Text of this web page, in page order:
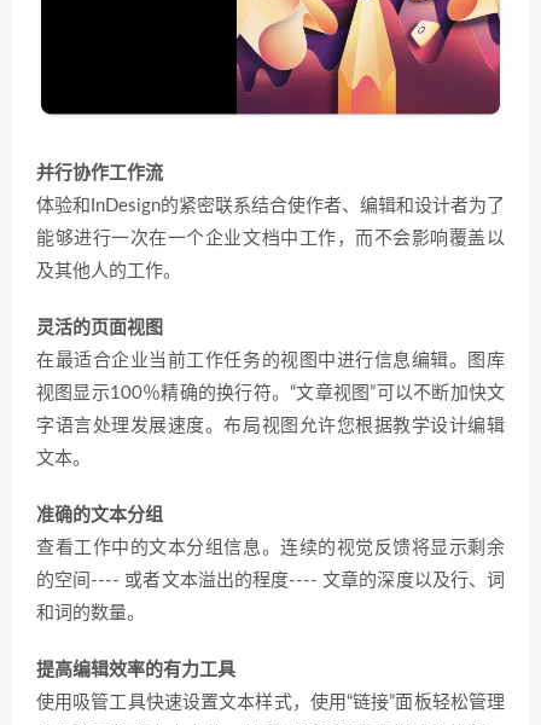
并行协作工作流
体验和InDesign的紧密联系结合使作者、编辑和设计者为了
能够进行一次在一个企业文档中工作，而不会影响覆盖以
及其他人的工作。
灵活的页面视图
在最适合企业当前工作任务的视图中进行信息编辑。图库
视图显示100％精确的换行符。“文章视图”可以不断加快文
字语言处理发展速度。布局视图允许您根据教学设计编辑
文本。
准确的文本分组
查看工作中的文本分组信息。连续的视觉反馈将显示剩余
的空间---- 或者文本溢出的程度---- 文章的深度以及行、词
和词的数量。
提高编辑效率的有力工具
使用吸管工具快速设置文本样式，使用“链接”面板轻松管理